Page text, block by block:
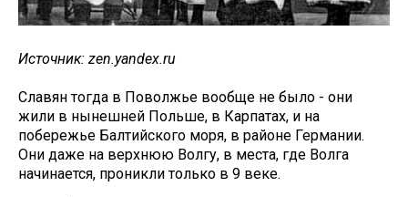
Источник: zen.yandex.ru
Славян тогда в Поволжье вообще не было - они
жили в нынешней Польше, в Карпатах, и на
побережье Балтийского моря, в районе Германии.
Они даже на верхнюю Волгу, в места, где Волга
начинается, проникли только в 9 веке.